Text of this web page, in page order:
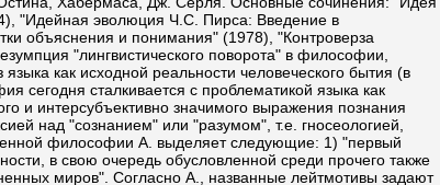
"Идейная эволюция Ч.С. Пирса: Введение в
объяснения и понимания" (1978), "Контроверза
"лингвистического поворота" в философии,
как исходной реальности человеческого бытия (в
сегодня сталкивается с проблематикой языка как
и интерсубъективно значимого выражения познания
над "сознанием" или "разумом", т.е. гносеологией,
философии А. выделяет следующие: 1) "первый
в свою очередь обусловленной среди прочего также
миров". Согласно А., названные лейтмотивы задают